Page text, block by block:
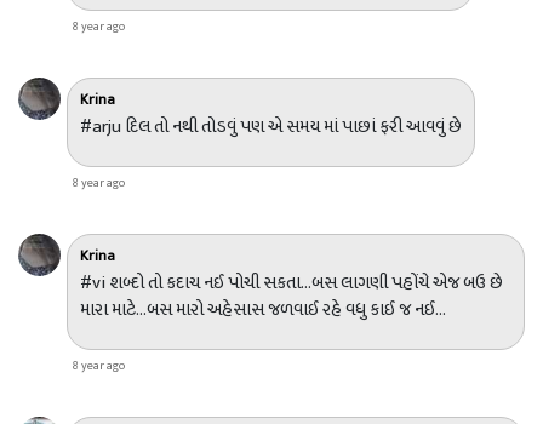
8 year ago
Krina
#arju દિલ તો નથી તોડવું પણ એ સમય માં પાછાં ફરી આવવું છે
8 year ago
Krina
#vi શબ્દો તો કદાચ નઈ પોચી સકતા...બસ લાગણી પહોંચે એજ બઉ છે
મારા માટે...બસ મારો અહેસાસ જળવાઈ રહે વધુ કાઈ જ નઈ...
8 year ago